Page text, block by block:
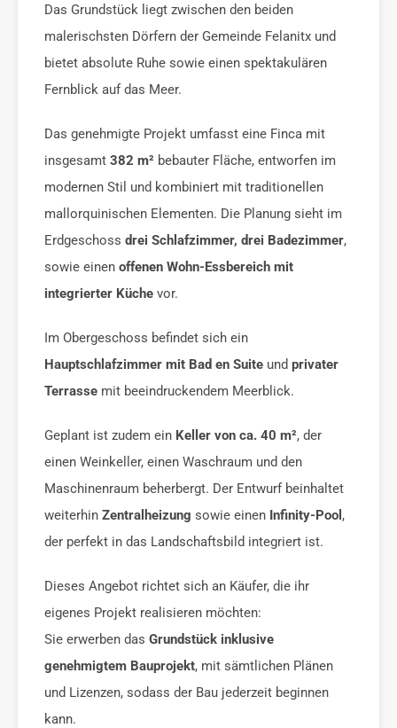
Das Grundstück liegt zwischen den beiden
malerischsten Dörfern der Gemeinde Felanitx und
bietet absolute Ruhe sowie einen spektakulären
Fernblick auf das Meer.
Das genehmigte Projekt umfasst eine Finca mit
insgesamt 382 m² bebauter Fläche, entworfen im
modernen Stil und kombiniert mit traditionellen
mallorquinischen Elementen. Die Planung sieht im
Erdgeschoss drei Schlafzimmer, drei Badezimmer,
sowie einen offenen Wohn-Essbereich mit
integrierter Küche vor.
Im Obergeschoss befindet sich ein
Hauptschlafzimmer mit Bad en Suite und privater
Terrasse mit beeindruckendem Meerblick.
Geplant ist zudem ein Keller von ca. 40 m², der
einen Weinkeller, einen Waschraum und den
Maschinenraum beherbergt. Der Entwurf beinhaltet
weiterhin Zentralheizung sowie einen Infinity-Pool ,
der perfekt in das Landschaftsbild integriert ist.
Dieses Angebot richtet sich an Käufer, die ihr
eigenes Projekt realisieren möchten:
Sie erwerben das Grundstück inklusive
genehmigtem Bauprojekt, mit sämtlichen Plänen
und Lizenzen, sodass der Bau jederzeit beginnen
kann.